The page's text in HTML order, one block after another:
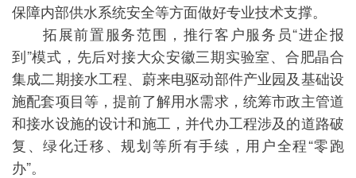
保障内部供水系统安全等方面做好专业技术支撑。
拓展前置服务范围，推行客户服务员“进企报
到”模式，先后对接大众安徽三期实验室、合肥晶合
集成二期接水工程、蔚来电驱动部件产业园及基础设
施配套项目等，提前了解用水需求，统筹市政主管道
和接水设施的设计和施工，并代办工程涉及的道路破
复、绿化迁移、规划等所有手续，用户全程“零跑
办”。